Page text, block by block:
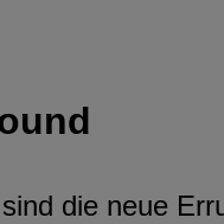
die neue